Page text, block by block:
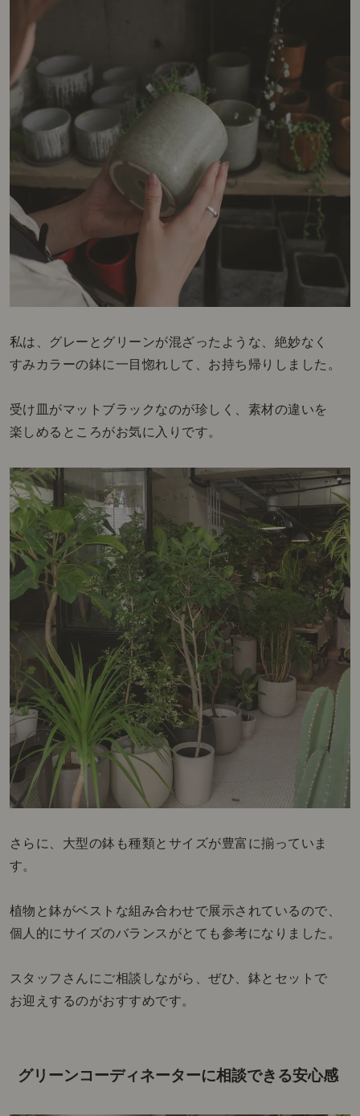
私は、グレーとグリーンが混ざったような、絶妙なく
すみカラーの鉢に一目惚れして、お持ち帰りしました。
受け皿がマットブラックなのが珍しく、素材の違いを
楽しめるところがお気に入りです。
さらに、大型の鉢も種類とサイズが豊富に揃っていま
す。
植物と鉢がベストな組み合わせで展示されているので、
個人的にサイズのバランスがとても参考になりました。
スタッフさんにご相談しながら、ぜひ、鉢とセットで
お迎えするのがおすすめです。
グリーンコーディネーターに相談できる安心感